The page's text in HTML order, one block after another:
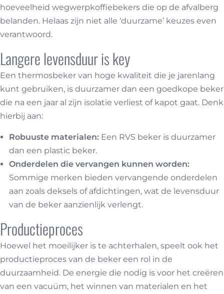
hoeveelheid wegwerpkoffiebekers die op de afvalberg
belanden. Helaas zijn niet alle ‘duurzame’ keuzes even
verantwoord.
Langere levensduur is key
Een thermosbeker van hoge kwaliteit die je jarenlang
kunt gebruiken, is duurzamer dan een goedkope beker
die na een jaar al zijn isolatie verliest of kapot gaat. Denk
hierbij aan:
Robuuste materialen: Een RVS beker is duurzamer
dan een plastic beker.
Onderdelen die vervangen kunnen worden:
Sommige merken bieden vervangende onderdelen
aan zoals deksels of afdichtingen, wat de levensduur
van de beker aanzienlijk verlengt.
Productieproces
Hoewel het moeilijker is te achterhalen, speelt ook het
productieproces van de beker een rol in de
duurzaamheid. De energie die nodig is voor het creëren
van een vacuüm, het winnen van materialen en het